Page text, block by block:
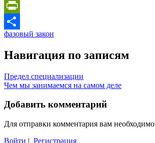
Twitter
PrintFriendly
Отправить
фазовый закон
Навигация по записям
Предел специализации
Чем мы занимаемся на самом деле
Добавить комментарий
Для отправки комментария вам необходимо
Войти | Регистрация